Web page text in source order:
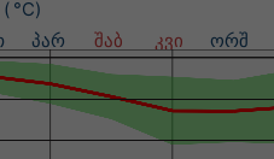
°C)
პარ შაბ კვი ორშ